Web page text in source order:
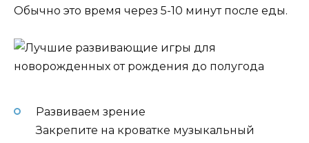
Обычно это время через 5-10 минут после еды.
Развиваем зрение
Закрепите на кроватке музыкальный